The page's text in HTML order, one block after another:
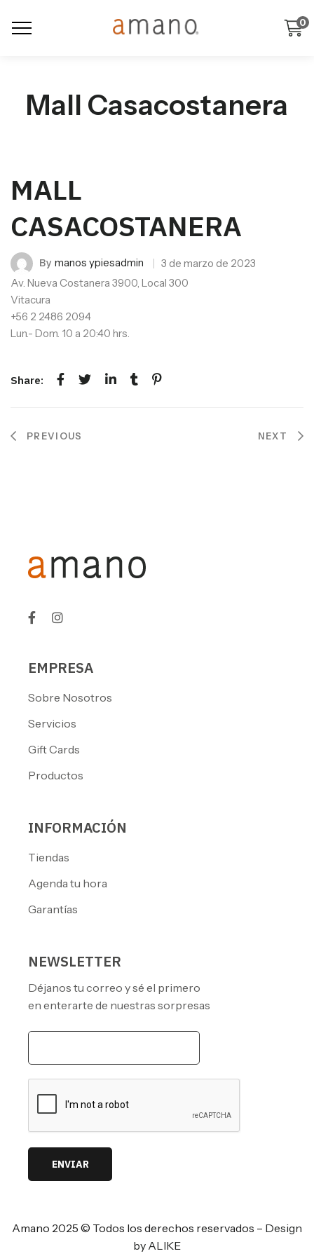
0
Mall Casacostanera
MALL
CASACOSTANERA
By manos ypiesadmin
3 de marzo de 2023
Av. Nueva Costanera 3900, Local 300
Vitacura
+56 2 2486 2094
Lun.- Dom. 10 a 20:40 hrs.
Share:
NAVEGACIÓN
PREVIOUS NEXT
EMPRESA
Sobre Nosotros
Servicios
Gift Cards
Productos
INFORMACIÓN
Tiendas
Agenda tu hora
Garantías
NEWSLETTER
Déjanos tu correo y sé el primero
en enterarte de nuestras sorpresas
ENVIAR
Amano 2025 © Todos los derechos reservados – Design
by ALIKE